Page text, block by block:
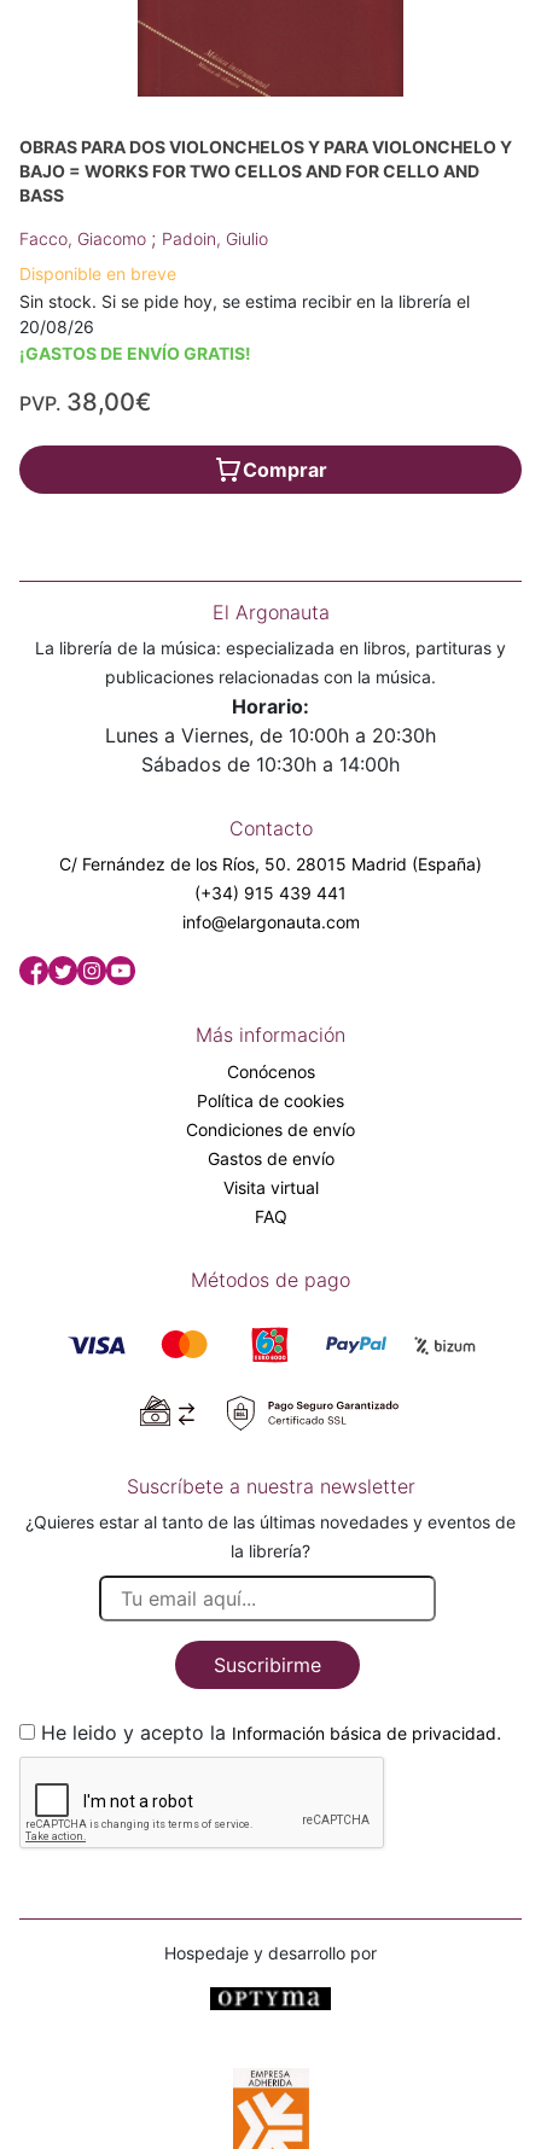
OBRAS PARA DOS VIOLONCHELOS Y PARA VIOLONCHELO Y
BAJO = WORKS FOR TWO CELLOS AND FOR CELLO AND
BASS
Facco, Giacomo ; Padoin, Giulio
Disponible en breve
Sin stock. Si se pide hoy, se estima recibir en la librería el
20/08/26
¡GASTOS DE ENVÍO GRATIS!
PVP. 38,00€
Comprar
El Argonauta
La librería de la música: especializada en libros, partituras y
publicaciones relacionadas con la música.
Horario:
Lunes a Viernes, de 10:00h a 20:30h
Sábados de 10:30h a 14:00h
Contacto
C/ Fernández de los Ríos, 50. 28015 Madrid (España)
(+34) 915 439 441
info@elargonauta.com
Más información
Conócenos
Política de cookies
Condiciones de envío
Gastos de envío
Visita virtual
FAQ
Métodos de pago
Suscríbete a nuestra newsletter
¿Quieres estar al tanto de las últimas novedades y eventos de
la librería?
Suscribirme
He leido y acepto la Información básica de privacidad.
Hospedaje y desarrollo por